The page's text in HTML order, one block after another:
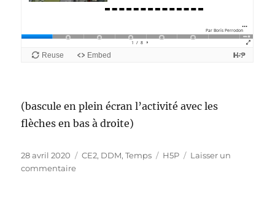
(bascule en plein écran l’activité avec les
flèches en bas à droite)
Publié
le
28 avril 2020 Catégories
CE2, DDM,Temps Étiquettes
H5P
Laisser un
commentairesur